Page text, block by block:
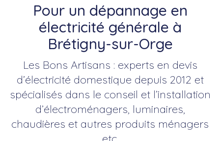
Pour un dépannage en
électricité générale à
Brétigny-sur-Orge
Les Bons Artisans : experts en devis
d’électricité domestique depuis 2012 et
spécialisés dans le conseil et l’installation
d’électroménagers, luminaires,
chaudières et autres produits ménagers